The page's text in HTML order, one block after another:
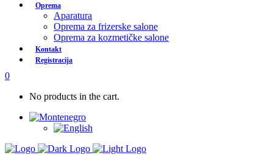
Oprema
Aparatura
Oprema za frizerske salone
Oprema za kozmetičke salone
Kontakt
Registracija
0
No products in the cart.